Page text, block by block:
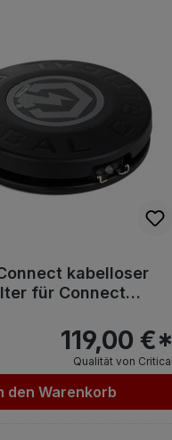
kabelloser
für Connect
119,00 €*
Qualität von Critical
den Warenkorb